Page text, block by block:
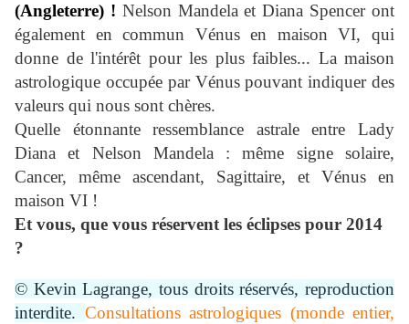
(Angleterre) ! Nelson Mandela et Diana Spencer ont
également en commun Vénus en maison VI, qui
donne de l'intérêt pour les plus faibles... La maison
astrologique occupée par Vénus pouvant indiquer des
valeurs qui nous sont chères.
Quelle étonnante ressemblance astrale entre Lady
Diana et Nelson Mandela : même signe solaire,
Cancer, même ascendant, Sagittaire, et Vénus en
maison VI !
Et vous, que vous réservent les éclipses pour 2014
?
© Kevin Lagrange, tous droits réservés, reproduction
interdite. Consultations astrologiques (monde entier,